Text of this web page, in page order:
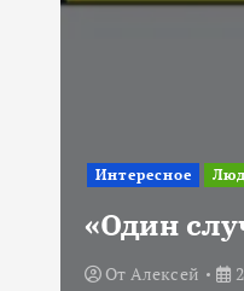
Интересное
«Один
От Алексей